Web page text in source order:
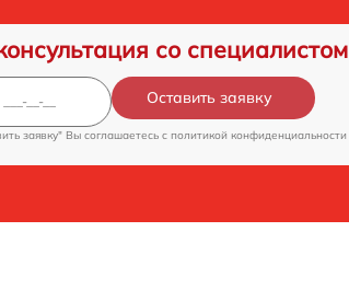
со специалистом
Оставить заявку
заявку" Вы соглашаетесь c политикой конфиденциальности